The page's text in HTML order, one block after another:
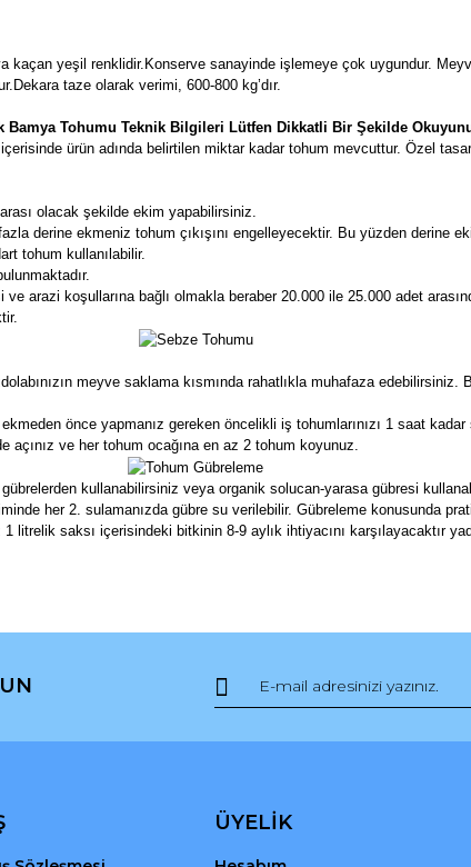
kaçan yeşil renklidir.Konserve sanayinde işlemeye çok uygundur.
taze olarak verimi, 600-800 kg’dır.
Bamya Tohumu Teknik Bilgileri Lütfen Dikkatli Bir Şekilde
ürün adında belirtilen miktar kadar tohum mevcuttur. Özel
olacak şekilde ekim yapabilirsiniz.
derine ekmeniz tohum çıkışını engelleyecektir. Bu yüzden derine
tohum kullanılabilir.
arazi koşullarına bağlı olmakla beraber 20.000 ile 25.000 adet
meyve saklama kısmında rahatlıkla muhafaza
önce yapmanız gereken öncelikli iş tohumlarınızı 1 saat
açınız ve her tohum ocağına en az 2 tohum koyunuz.
kullanabilirsiniz veya organik solucan-yarasa gübresi
her 2. sulamanızda gübre su verilebilir. Gübreleme konusunda
litrelik saksı içerisindeki bitkinin 8-9 aylık ihtiyacını karşılayacaktır
Yorum Yaz
ÜYELİK